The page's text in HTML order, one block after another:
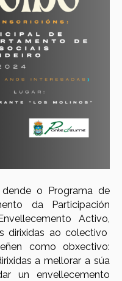
o Programa de
da Participación
Activo,
dirixidas ao colectivo
ñen como obxectivo:
a mellorar a súa
un envellecemento